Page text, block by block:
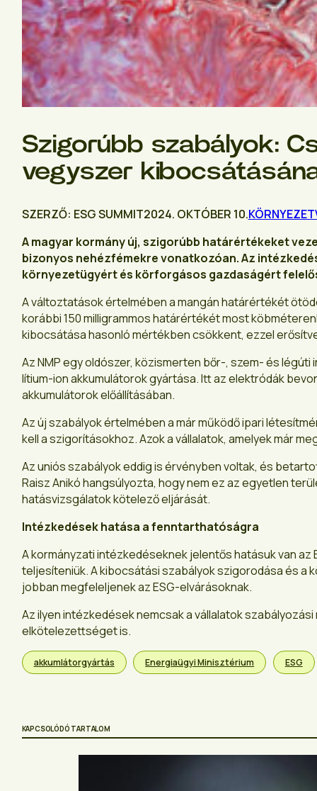
Szigorúbb szabályok:
vegyszer
SZERZŐ: ESG SUMMIT2024. OKTÓBER 10.
A magyar kormány új, szigorúbb határértékeket
bizonyos nehézfémekre vonatkozóan. Az
környezetügyért és körforgásos gazdaságért
A változtatások értelmében a mangán határértékét
korábbi 150 milligrammos határértékét most
kibocsátása hasonló mértékben csökkent, ezzel
Az NMP egy oldószer, közismerten bőr-, szem- és
lítium-ion akkumulátorok gyártása. Itt az elektródák
akkumulátorok előállításában.
Az új szabályok értelmében a már működő ipari
kell a szigorításokhoz. Azok a vállalatok, amelyek már
Az uniós szabályok eddig is érvényben voltak, és
Raisz Anikó hangsúlyozta, hogy nem ez az egyetlen
hatásvizsgálatok kötelező eljárását.
Intézkedések hatása a fenntarthatóságra
A kormányzati intézkedéseknek jelentős hatásuk van
teljesíteniük. A kibocsátási szabályok szigorodása és
jobban megfeleljenek az ESG-elvárásoknak.
Az ilyen intézkedések nemcsak a vállalatok
elkötelezettséget is.
akkumlátorgyártás Energiaügyi Minisztérium ESG
KAPCSOLÓDÓ TARTALOM